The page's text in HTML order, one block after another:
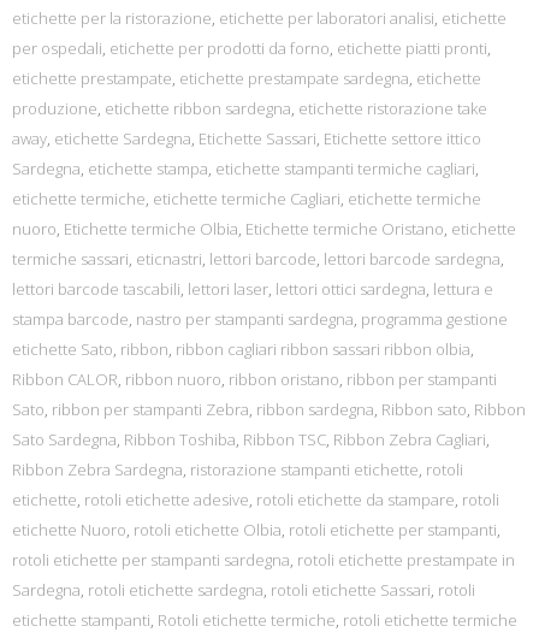
etichette per la ristorazione, etichette per laboratori analisi, etichette
per ospedali, etichette per prodotti da forno, etichette piatti pronti,
etichette prestampate, etichette prestampate sardegna, etichette
produzione, etichette ribbon sardegna, etichette ristorazione take
away, etichette Sardegna, Etichette Sassari, Etichette settore ittico
Sardegna, etichette stampa, etichette stampanti termiche cagliari,
etichette termiche, etichette termiche Cagliari, etichette termiche
nuoro, Etichette termiche Olbia, Etichette termiche Oristano, etichette
termiche sassari, eticnastri, lettori barcode, lettori barcode sardegna,
lettori barcode tascabili, lettori laser, lettori ottici sardegna, lettura e
stampa barcode, nastro per stampanti sardegna, programma gestione
etichette Sato, ribbon, ribbon cagliari ribbon sassari ribbon olbia,
Ribbon CALOR, ribbon nuoro, ribbon oristano, ribbon per stampanti
Sato, ribbon per stampanti Zebra, ribbon sardegna, Ribbon sato, Ribbon
Sato Sardegna, Ribbon Toshiba, Ribbon TSC, Ribbon Zebra Cagliari,
Ribbon Zebra Sardegna, ristorazione stampanti etichette, rotoli
etichette, rotoli etichette adesive, rotoli etichette da stampare, rotoli
etichette Nuoro, rotoli etichette Olbia, rotoli etichette per stampanti,
rotoli etichette per stampanti sardegna, rotoli etichette prestampate in
Sardegna, rotoli etichette sardegna, rotoli etichette Sassari, rotoli
etichette stampanti, Rotoli etichette termiche, rotoli etichette termiche